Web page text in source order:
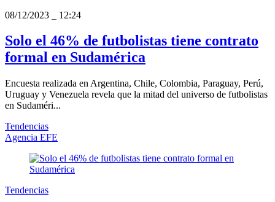
08/12/2023
12:24
Solo el 46% de futbolistas tiene contrato
formal en Sudamérica
Encuesta realizada en Argentina, Chile, Colombia, Paraguay, Perú,
Uruguay y Venezuela revela que la mitad del universo de futbolistas
en Sudaméri...
Tendencias
Agencia EFE
Tendencias